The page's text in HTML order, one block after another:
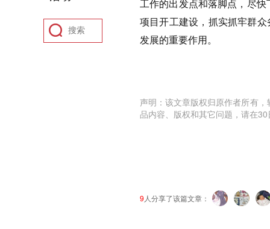
工作的出发点和落脚点，尽
项目开工建设，抓实抓牢群
发展的重要作用。
声明：该文章版权归原作者所有
品内容、版权和其它问题，请在
9 人分享了该篇文章：